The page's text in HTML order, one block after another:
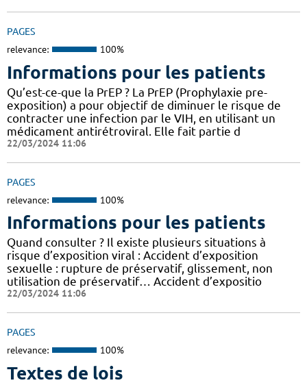
PAGES
relevance: 100%
Informations pour les patients
Qu’est-ce-que la PrEP ? La PrEP (Prophylaxie pre-
exposition) a pour objectif de diminuer le risque de
contracter une infection par le VIH, en utilisant un
médicament antirétroviral. Elle fait partie d
22/03/2024 11:06
PAGES
relevance: 100%
Informations pour les patients
Quand consulter ? Il existe plusieurs situations à
risque d’exposition viral : Accident d’exposition
sexuelle : rupture de préservatif, glissement, non
utilisation de préservatif… Accident d’expositio
22/03/2024 11:06
PAGES
relevance: 100%
Textes de lois